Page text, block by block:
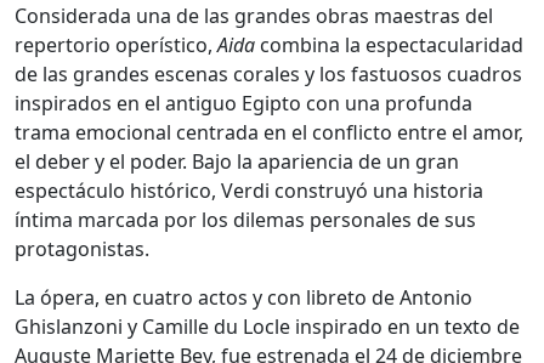
Considerada una de las grandes obras maestras del
repertorio operístico,Aida combina la espectacularidad
de las grandes escenas corales y los fastuosos cuadros
inspirados en el antiguo Egipto con una profunda
trama emocional centrada en el conflicto entre el amor,
el deber y el poder. Bajo la apariencia de un gran
espectáculo histórico, Verdi construyó una historia
íntima marcada por los dilemas personales de sus
protagonistas.
La ópera, en cuatro actos y con libreto de Antonio
Ghislanzoni y Camille du Locle inspirado en un texto de
Auguste Mariette Bey, fue estrenada el 24 de diciembre